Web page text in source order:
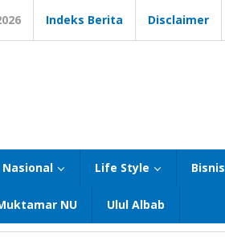
Indeks Berita Disclaimer
Nasional Life Style Bisnis
NU Ulul Albab